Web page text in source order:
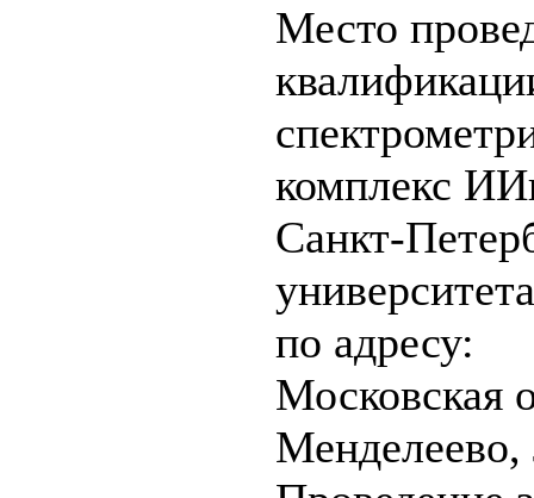
Место
комплекс
Санкт-
по адресу:
Московская
Менделеево,